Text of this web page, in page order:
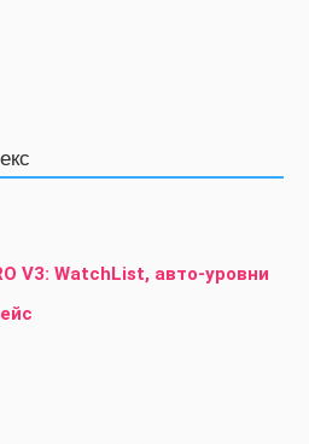
V3: WatchList, авто-уровни